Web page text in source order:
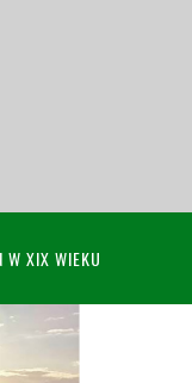
W XIX WIEKU